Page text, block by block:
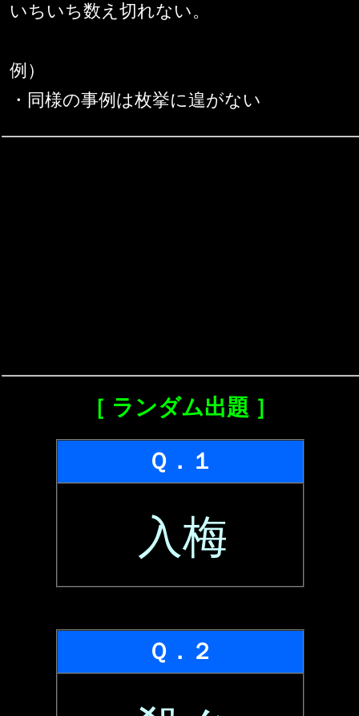
いちいち数え切れない。
例）
・同様の事例は枚挙に遑がない
［ ランダム出題 ］
Ｑ．１
入梅
Ｑ．２